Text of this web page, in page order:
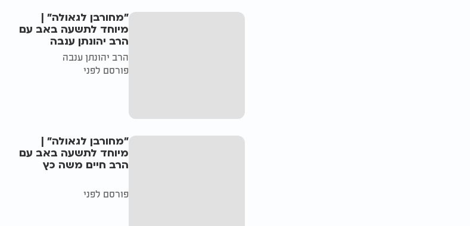
"מחורבן לגאולה" |
מיוחד לתשעה באב עם
הרב יהונתן ענבה
הרב יהונתן ענבה
פורסם לפני
"מחורבן לגאולה" |
מיוחד לתשעה באב עם
הרב חיים משה כץ
פורסם לפני